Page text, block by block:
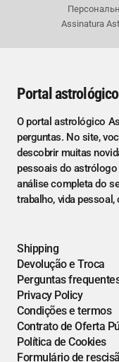
Assinatura
Portal
O portal astrológico
perguntas. No site,
descobrir muitas
pessoais do
análise completa do
trabalho, vida
Shipping
Devolução e Troca
Perguntas
Privacy Policy
Condições e termos
Contrato de Oferta
Política de Cookies
Formulário de